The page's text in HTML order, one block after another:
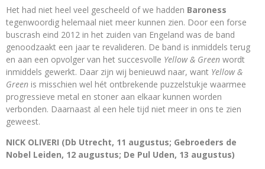
Het had niet heel veel gescheeld of we hadden Baroness
tegenwoordig helemaal niet meer kunnen zien. Door een forse
buscrash eind 2012 in het zuiden van Engeland was de band
genoodzaakt een jaar te revalideren. De band is inmiddels terug
en aan een opvolger van het succesvolle Yellow & Green wordt
inmiddels gewerkt. Daar zijn wij benieuwd naar, want Yellow &
Green is misschien wel hét ontbrekende puzzelstukje waarmee
progressieve metal en stoner aan elkaar kunnen worden
verbonden. Daarnaast al een hele tijd niet meer in ons te zien
geweest.
NICK OLIVERI (Db Utrecht, 11 augustus; Gebroeders de
Nobel Leiden, 12 augustus; De Pul Uden, 13 augustus)